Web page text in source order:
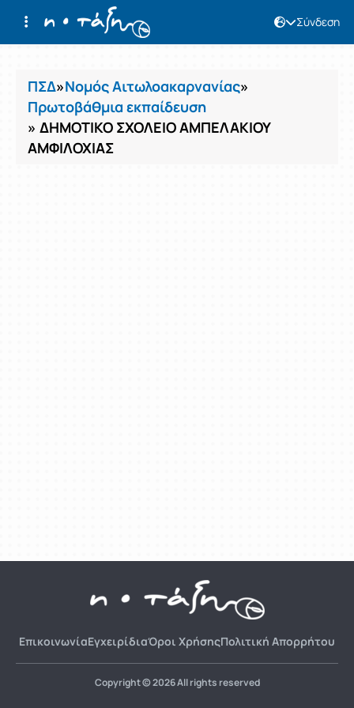
Σύνδεση
Μαθήματα
ΠΣΔ»Νομός Αιτωλοακαρνανίας»
Πρωτοβάθμια εκπαίδευση
» ΔΗΜΟΤΙΚΟ ΣΧΟΛΕΙΟ ΑΜΠΕΛΑΚΙΟΥ
ΑΜΦΙΛΟΧΙΑΣ
ΕπικοινωνίαΕγχειρίδιαΌροι ΧρήσηςΠολιτική Απορρήτου
Copyright © 2026 All rights reserved